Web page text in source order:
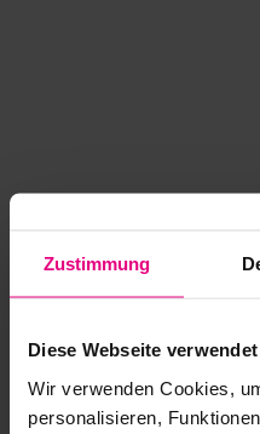
Zustimmung
Diese Webseite
Wir verwenden Cookies,
personalisieren,